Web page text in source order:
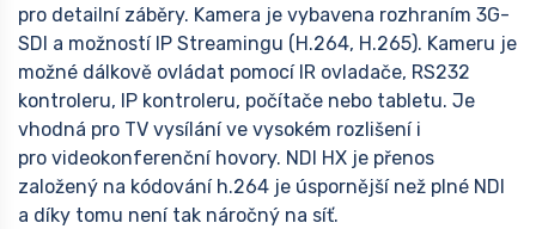
pro detailní záběry. Kamera je vybavena rozhraním 3G-
SDI a možností IP Streamingu (H.264, H.265). Kameru je
možné dálkově ovládat pomocí IR ovladače, RS232
kontroleru, IP kontroleru, počítače nebo tabletu. Je
vhodná pro TV vysílání ve vysokém rozlišení i
pro videokonferenční hovory. NDI HX je přenos
založený na kódování h.264 je úspornější než plné NDI
a díky tomu není tak náročný na síť.